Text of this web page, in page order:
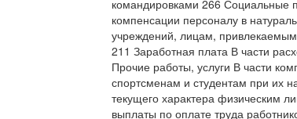
командировками 266 Социальные
компенсации персоналу в
учреждений, лицам,
211 Заработная плата В части
Прочие работы, услуги В части
спортсменам и студентам при их
текущего характера физическим
выплаты по оплате труда